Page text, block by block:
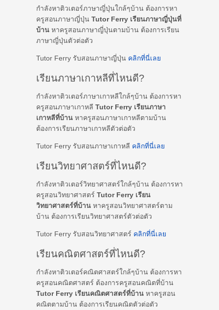
กำลังหาติวเตอร์ภาษาญี่ปุ่นใกล้ๆบ้าน ต้องการหา
ครูสอนภาษาญี่ปุ่น Tutor Ferry เรียนภาษาญี่ปุ่นที่
บ้าน หาครูสอนภาษาญี่ปุ่นตามบ้าน ต้องการเรียน
ภาษาญี่ปุ่นตัวต่อตัว
Tutor Ferry รับสอนภาษาญี่ปุ่น คลิกที่นี่เลย
เรียนภาษาเกาหลีที่ไหนดี?
กำลังหาติวเตอร์ภาษาเกาหลีใกล้ๆบ้าน ต้องการหา
ครูสอนภาษาเกาหลี Tutor Ferry เรียนภาษา
เกาหลีที่บ้าน หาครูสอนภาษาเกาหลีตามบ้าน
ต้องการเรียนภาษาเกาหลีตัวต่อตัว
Tutor Ferry รับสอนภาษาเกาหลี คลิกที่นี่เลย
เรียนวิทยาศาสตร์ที่ไหนดี?
กำลังหาติวเตอร์วิทยาศาสตร์ใกล้ๆบ้าน ต้องการหา
ครูสอนวิทยาศาสตร์ Tutor Ferry เรียน
วิทยาศาสตร์ที่บ้าน หาครูสอนวิทยาศาสตร์ตาม
บ้าน ต้องการเรียนวิทยาศาสตร์ตัวต่อตัว
Tutor Ferry รับสอนวิทยาศาสตร์ คลิกที่นี่เลย
เรียนคณิตศาสตร์ที่ไหนดี?
กำลังหาติวเตอร์คณิตศาสตร์ใกล้ๆบ้าน ต้องการหา
ครูสอนคณิตศาสตร์ ต้องการครูสอนคณิตที่บ้าน
Tutor Ferry เรียนคณิตศาสตร์ที่บ้าน หาครูสอน
คณิตตามบ้าน ต้องการเรียนคณิตตัวต่อตัว